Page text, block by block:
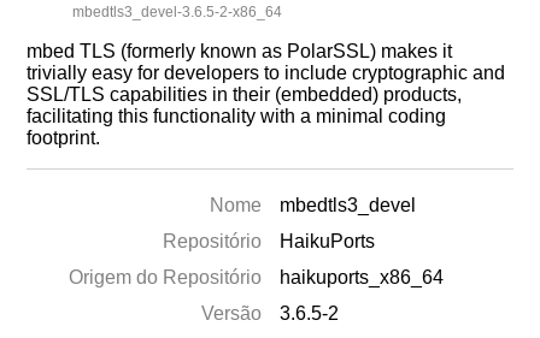
mbedtls3_devel-3.6.5-2-x86_64
mbed TLS (formerly known as PolarSSL) makes it
trivially easy for developers to include cryptographic and
SSL/TLS capabilities in their (embedded) products,
facilitating this functionality with a minimal coding
footprint.
Nome
mbedtls3_devel
Repositório
HaikuPorts
Origem do Repositório
haikuports_x86_64
Versão
3.6.5-2